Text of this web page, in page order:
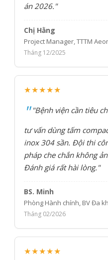
án 2026."
Chị Hằng
Project Manager, TTTM
Tháng 12/2025
★★★★★
"Bệnh viện cần tiêu
tư vấn dùng tấm
inox 304 sần. Đội thi
pháp che chắn không
Đánh giá rất hài lòng."
BS. Minh
Phòng Hành chính, BV Đa
Tháng 02/2026
★★★★★